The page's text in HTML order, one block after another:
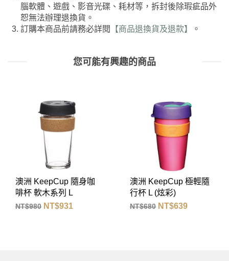
腦軟體、遊戲、影音光碟、耗材等，拆封後除瑕疵品外
恕無法辦理退換貨。
訂購本商品前請務必詳閱
【商品退換貨及退款】 。
您可能有興趣的商品
澳洲 KeepCup 極輕隨
行杯 L (炫彩)
NT$680 NT$639
澳洲 KeepCup 雙層隔
熱杯 M / L
NT$980 起 NT$931